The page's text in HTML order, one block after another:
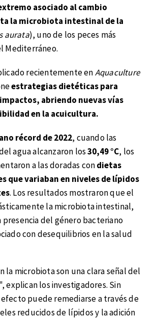
asociado al cambio
la microbiota intestinal de la
aurata), uno de los peces más
Mediterráneo.
recientemente enAquaculture
estrategias dietéticas para
abriendo nuevas vías
en la acuicultura.
récord de 2022, cuando las
agua alcanzaron los30,49 °C, los
a las doradas condietas
que variaban en niveles de lípidos
. Los resultados mostraron que el
la microbiota intestinal,
del género bacteriano
con desequilibrios en la salud
la microbiota son una clara señal del
explican los investigadores. Sin
puede remediarse a través de
reducidos de lípidos y la adición